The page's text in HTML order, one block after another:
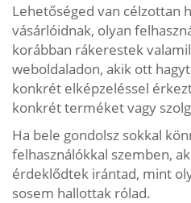
Lehetőséged van célzottan
vásárlóidnak, olyan
korábban rákerestek
weboldaladon, akik ott
konkrét elképzeléssel
konkrét terméket vagy
Ha bele gondolsz sokkal
felhasználókkal szemben,
érdeklődtek irántad, mint
sosem hallottak rólad.